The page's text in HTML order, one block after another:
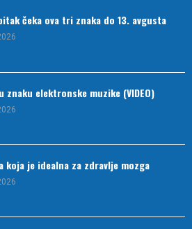
čeka ova tri znaka do 13. avgusta
znaku elektronske muzike (VIDEO)
koja je idealna za zdravlje mozga